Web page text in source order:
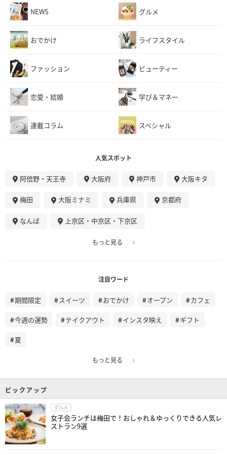
NEWS グルメ
おでかけ ライフスタイル
ファッション ビューティー
恋愛・結婚 学び＆マネー
連載コラム スペシャル
人気スポット
阿倍野・天王寺 大阪府 神戸市 大阪キタ
梅田 大阪ミナミ 兵庫県 京都府
なんば 上京区・中京区・下京区
もっと見る
注目ワード
期間限定 スイーツ おでかけ オープン カフェ
今週の運勢 テイクアウト インスタ映え ギフト
夏
もっと見る
ピックアップ
グルメ
女子会ランチは梅田で！おしゃれ＆ゆっくりできる人気レ
ストラン9選